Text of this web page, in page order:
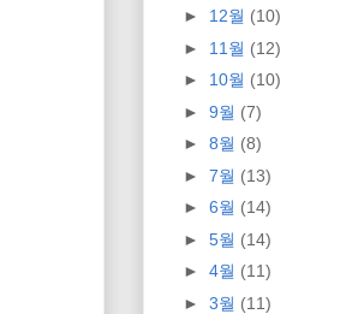
► 12월 (10)
► 11월 (12)
► 10월 (10)
► 9월 (7)
► 8월 (8)
► 7월 (13)
► 6월 (14)
► 5월 (14)
► 4월 (11)
► 3월 (11)